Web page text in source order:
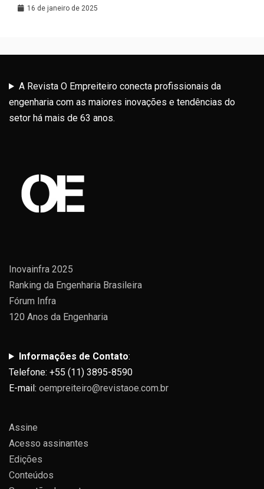
Latina
16 de janeiro de 2025
A Revista O Empreiteiro conecta profissionais da
engenharia com as maiores inovações e tendências do
setor há mais de 63 anos.
Inovainfra 2025
Ranking da Engenharia Brasileira
Fórum Infra
120 Anos da Engenharia
Informações de Contato:
Telefone: +55 (11) 3895-8590
E-mail: oempreiteiro@revistaoe.com.br
Assine
Acesso assinantes
Edições
Conteúdos